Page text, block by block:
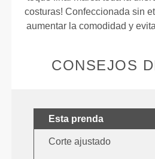
costuras! Confeccionada sin
aumentar la comodidad y
CONSEJOS
Esta prenda
Corte ajustado